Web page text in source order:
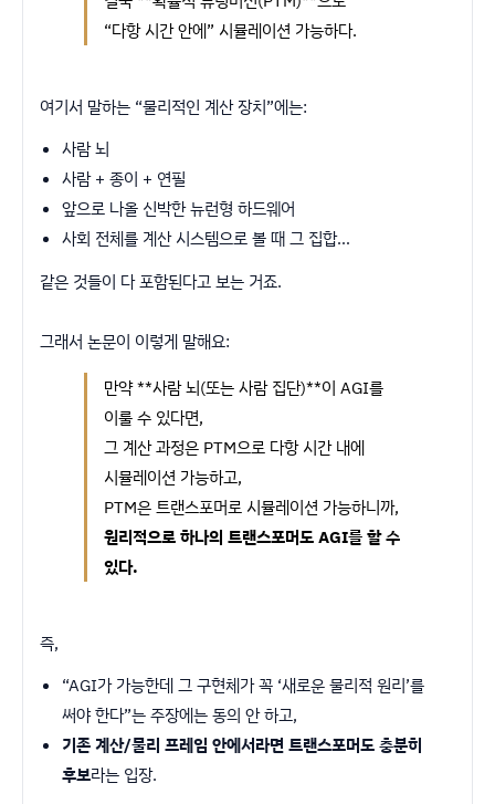
“다항 시간 안에” 시뮬레이션 가능하다.
여기서 말하는 “물리적인 계산 장치”에는:
사람 뇌
사람 + 종이 + 연필
앞으로 나올 신박한 뉴런형 하드웨어
사회 전체를 계산 시스템으로 볼 때 그 집합…
같은 것들이 다 포함된다고 보는 거죠.
그래서 논문이 이렇게 말해요:
만약 **사람 뇌(또는 사람 집단)**이 AGI를
이룰 수 있다면,
그 계산 과정은 PTM으로 다항 시간 내에
시뮬레이션 가능하고,
PTM은 트랜스포머로 시뮬레이션 가능하니까,
원리적으로 하나의 트랜스포머도 AGI를 할 수
있다.
즉,
“AGI가 가능한데 그 구현체가 꼭 ‘새로운 물리적 원리’를
써야 한다”는 주장에는 동의 안 하고,
기존 계산/물리 프레임 안에서라면 트랜스포머도 충분히
후보라는 입장.